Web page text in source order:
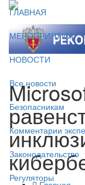
ГЛАВНАЯ
МЕРОПРИЯТИЯ
НОВОСТИ
Все новости
Безопасникам
Комментарии
Законодательство
Регуляторы